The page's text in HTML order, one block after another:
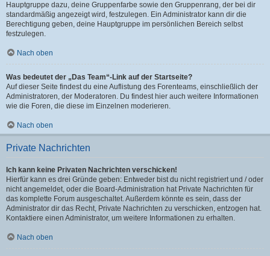
Hauptgruppe dazu, deine Gruppenfarbe sowie den Gruppenrang, der bei dir
standardmäßig angezeigt wird, festzulegen. Ein Administrator kann dir die
Berechtigung geben, deine Hauptgruppe im persönlichen Bereich selbst
festzulegen.
Nach oben
Was bedeutet der „Das Team“-Link auf der Startseite?
Auf dieser Seite findest du eine Auflistung des Forenteams, einschließlich der
Administratoren, der Moderatoren. Du findest hier auch weitere Informationen
wie die Foren, die diese im Einzelnen moderieren.
Nach oben
Private Nachrichten
Ich kann keine Privaten Nachrichten verschicken!
Hierfür kann es drei Gründe geben: Entweder bist du nicht registriert und / oder
nicht angemeldet, oder die Board-Administration hat Private Nachrichten für
das komplette Forum ausgeschaltet. Außerdem könnte es sein, dass der
Administrator dir das Recht, Private Nachrichten zu verschicken, entzogen hat.
Kontaktiere einen Administrator, um weitere Informationen zu erhalten.
Nach oben